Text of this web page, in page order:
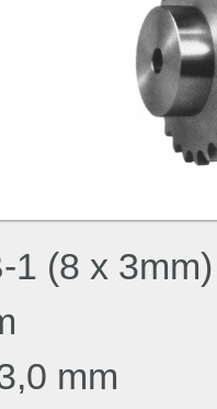
1 (8 x 3mm)
mm